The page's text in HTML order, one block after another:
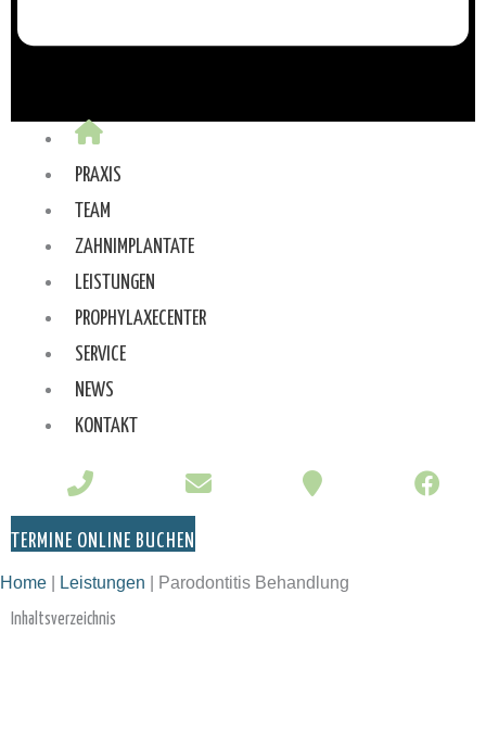
PRAXIS
TEAM
ZAHNIMPLANTATE
LEISTUNGEN
PROPHYLAXECENTER
SERVICE
NEWS
KONTAKT
TERMINE ONLINE BUCHEN
Home | Leistungen | Parodontitis Behandlung
Inhaltsverzeichnis